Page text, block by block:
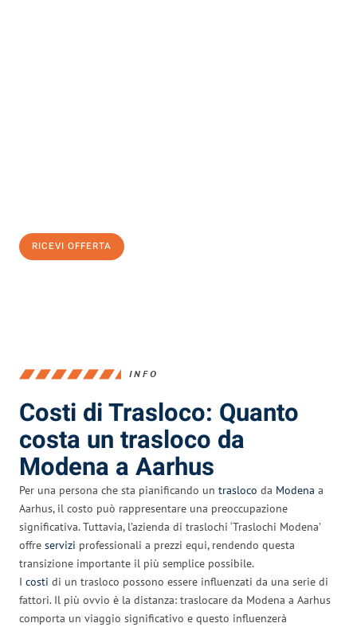
RICEVI OFFERTA
INFO
Costi di Trasloco: Quanto
costa un trasloco da
Modena a Aarhus
Per una persona che sta pianificando un trasloco da Modena a
Aarhus, il costo può rappresentare una preoccupazione
significativa. Tuttavia, l’azienda di traslochi ‘Traslochi Modena’
offre servizi professionali a prezzi equi, rendendo questa
transizione importante il più semplice possibile.
I costi di un trasloco possono essere influenzati da una serie di
fattori. Il più ovvio è la distanza: traslocare da Modena a Aarhus
comporta un viaggio significativo e questo influenzerà